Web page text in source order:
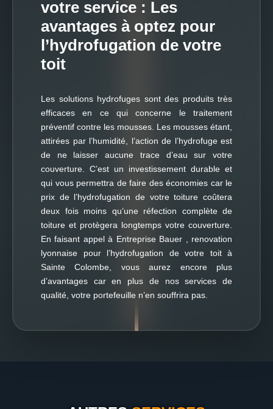
votre service : Les
avantages à optez pour
l’hydrofugation de votre
toit
Les solutions hydrofuges sont des produits très
efficaces en ce qui concerne le traitement
préventif contre les mousses. Les mousses étant,
attirées par l’humidité, l’action de l’hydrofuge est
de ne laisser aucune trace d’eau sur votre
couverture. C’est un investissement durable et
qui vous permettra de faire des économies car le
prix de l’hydrofugation de votre toiture coûtera
deux fois moins qu’une réfection complète de
toiture et protègera longtemps votre couverture.
En faisant appel à Entreprise Bauer , renovation
lyonnaise pour l’hydrofugation de votre toit à
Sainte Colombe, vous aurez encore plus
d’avantages car en plus de nos services de
qualité, votre portefeuille n’en souffrira pas.